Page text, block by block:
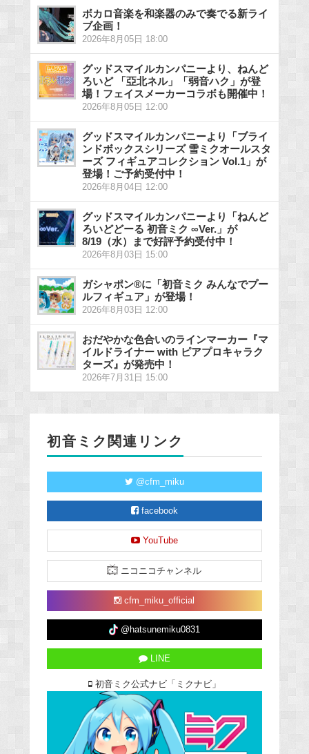
ボカロ音楽を和楽器のみで奏でる新ライ
ブ企画！
2026年8月05日 18:00
グッドスマイルカンパニーより、ねんど
ろいど 「亞北ネル」「弱音ハク」が登
場！フェイスメーカーコラボも開催中！
2026年8月05日 12:00
グッドスマイルカンパニーより「ブライ
ンドボックスシリーズ 雪ミクオールスタ
ーズ フィギュアコレクション Vol.1」が
登場！ご予約受付中！
2026年8月04日 12:00
グッドスマイルカンパニーより「ねんど
ろいどどーる 初音ミク ∞Ver.」が
8/19（水）まで好評予約受付中！
2026年8月03日 15:00
ガシャポン®に「初音ミク みんなでプー
ルフィギュア」が登場！
2026年8月03日 12:00
おだやかな色合いのラインマーカー『マ
イルドライナー with ピアプロキャラク
ターズ』が発売中！
2026年7月31日 15:00
初音ミク関連リンク
@cfm_miku
facebook
YouTube
ニコニコチャンネル
cfm_miku_official
@hatsunemiku0831
LINE
初音ミク公式ナビ「ミクナビ」